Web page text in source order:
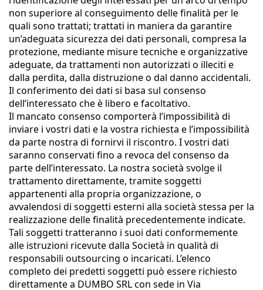
non superiore al conseguimento delle finalità per le
quali sono trattati; trattati in maniera da garantire
un’adeguata sicurezza dei dati personali, compresa la
protezione, mediante misure tecniche e organizzative
adeguate, da trattamenti non autorizzati o illeciti e
dalla perdita, dalla distruzione o dal danno accidentali.
Il conferimento dei dati si basa sul consenso
dell’interessato che è libero e facoltativo.
Il mancato consenso comporterà l’impossibilità di
inviare i vostri dati e la vostra richiesta e l’impossibilità
da parte nostra di fornirvi il riscontro. I vostri dati
saranno conservati fino a revoca del consenso da
parte dell’interessato. La nostra società svolge il
trattamento direttamente, tramite soggetti
appartenenti alla propria organizzazione, o
avvalendosi di soggetti esterni alla società stessa per la
realizzazione delle finalità precedentemente indicate.
Tali soggetti tratteranno i suoi dati conformemente
alle istruzioni ricevute dalla Società in qualità di
responsabili outsourcing o incaricati. L’elenco
completo dei predetti soggetti può essere richiesto
direttamente a DUMBO SRL con sede in Via